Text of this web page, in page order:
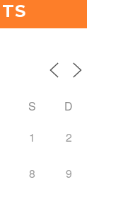
S
D
1 2
8 9